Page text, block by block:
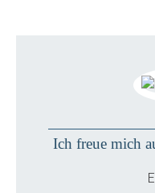
Ich freue mich